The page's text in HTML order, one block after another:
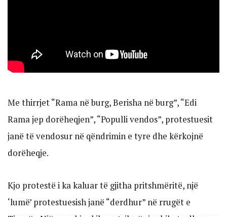
Me thirrjet “Rama në burg, Berisha në burg”, “Edi
Rama jep dorëheqjen”, “Populli vendos”, protestuesit
janë të vendosur në qëndrimin e tyre dhe kërkojnë
dorëheqje.
Kjo protestë i ka kaluar të gjitha pritshmëritë, një
‘lumë’ protestuesish janë “derdhur” në rrugët e